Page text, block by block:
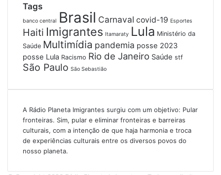
Tags
banco central Brasil Carnaval covid-19 Esportes
Haiti Imigrantes Itamaraty Lula Ministério da
Saúde Multimídia pandemia posse 2023
posse Lula Racismo Rio de Janeiro Saúde stf
São Paulo São Sebastião
A Rádio Planeta Imigrantes surgiu com um objetivo: Pular
fronteiras. Sim, pular e eliminar fronteiras e barreiras
culturais, com a intenção de que haja harmonia e troca
de experiências culturais entre os diversos povos do
nosso planeta.